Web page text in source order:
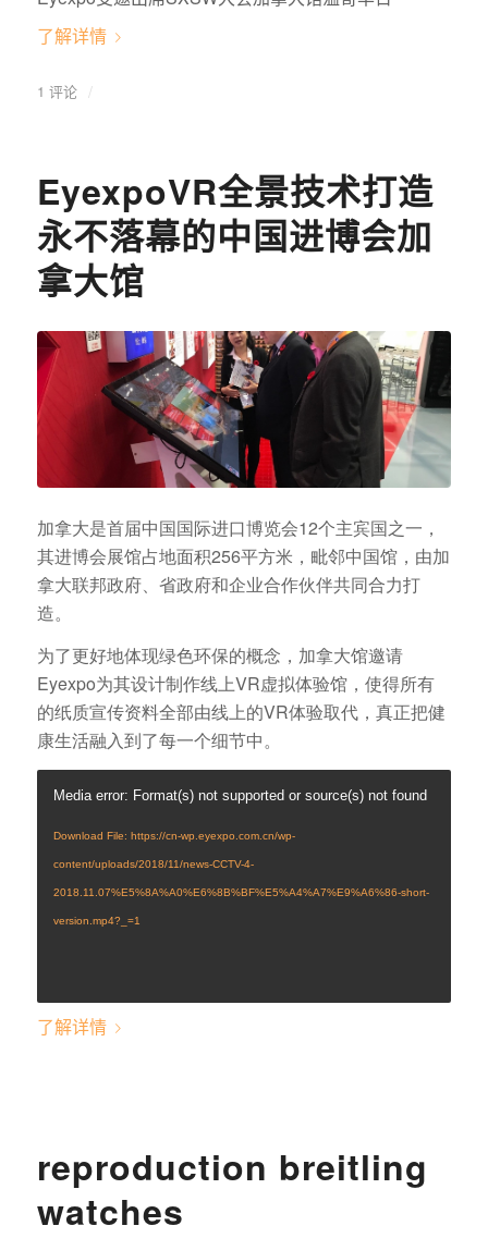
了解详情
1 评论 /
EyexpoVR全景技术打造
永不落幕的中国进博会加
拿大馆
加拿大是首届中国国际进口博览会12个主宾国之一，
其进博会展馆占地面积256平方米，毗邻中国馆，由加
拿大联邦政府、省政府和企业合作伙伴共同合力打
造。
为了更好地体现绿色环保的概念，加拿大馆邀请
Eyexpo为其设计制作线上VR虚拟体验馆，使得所有
的纸质宣传资料全部由线上的VR体验取代，真正把健
康生活融入到了每一个细节中。
Media error: Format(s) not supported or source(s) not found
Download File: https://cn-wp.eyexpo.com.cn/wp-
content/uploads/2018/11/news-CCTV-4-
2018.11.07%E5%8A%A0%E6%8B%BF%E5%A4%A7%E9%A6%86-short-
version.mp4?_=1
了解详情
reproduction breitling
watches